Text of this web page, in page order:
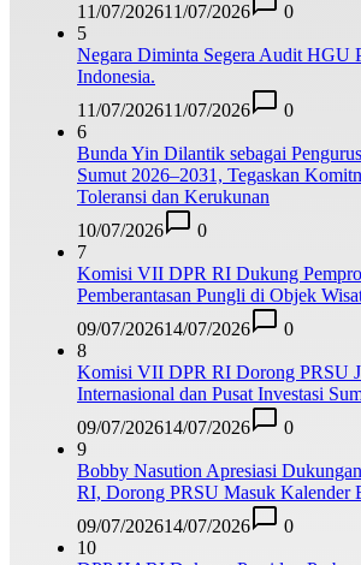
11/07/202611/07/2026
0
5
Negara Diminta Segera Audit HGU
Indonesia.
11/07/202611/07/2026
0
6
Bunda Yin Dilantik sebagai
Sumut 2026–2031, Tegaskan
Toleransi dan Kerukunan
10/07/2026
0
7
Komisi VII DPR RI Dukung
Pemberantasan Pungli di Objek
09/07/202614/07/2026
0
8
Komisi VII DPR RI Dorong PRSU
Internasional dan Pusat Investasi
09/07/202614/07/2026
0
9
Bobby Nasution Apresiasi
RI, Dorong PRSU Masuk Kalender
09/07/202614/07/2026
0
10